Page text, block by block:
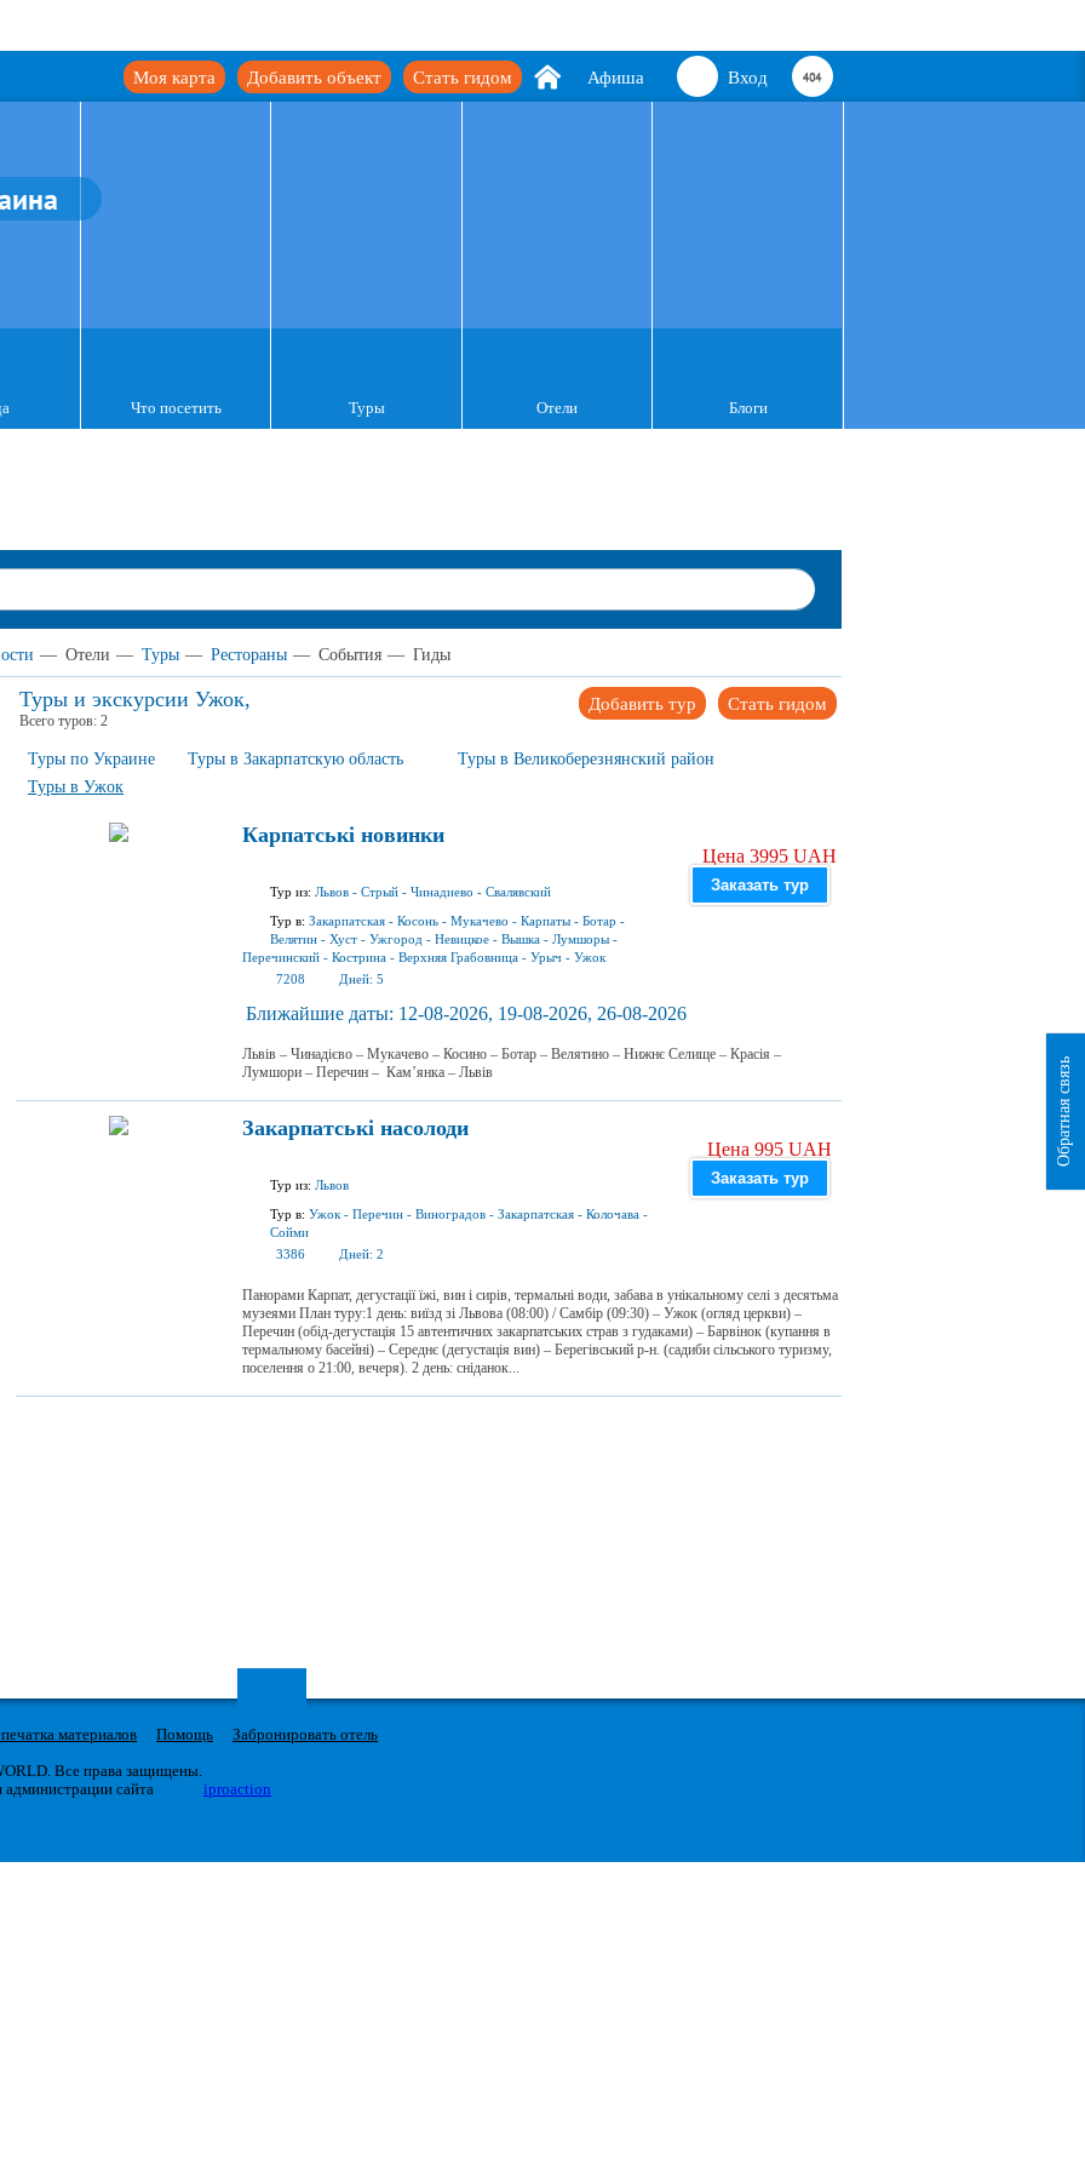
Вход
Афиша
Стать гидом
Добавить объект
Моя карта
Что посетить Туры Отели Блоги
— Отели — Туры — Рестораны — События — Гиды
Туры и экскурсии Ужок, Стать гидом
Добавить тур
Всего туров: 2
Туры по Украине Туры в Закарпатскую область
Туры в Великоберезнянский район
Туры в Ужок
Карпатські новинки
Тур из: Львов - Стрый - Чинадиево - Свалявский
Тур в: Закарпатская - Косонь - Мукачево - Карпаты - Ботар -
Велятин - Хуст - Ужгород - Невицкое - Вышка - Лумшоры -
Перечинский - Кострина - Верхняя Грабовница - Урыч - Ужок
7208
Дней: 5
Цена 3995 UAH
Заказать тур
Ближайшие даты: 12-08-2026, 19-08-2026, 26-08-2026
Львів – Чинадієво – Мукачево – Косино – Ботар – Велятино – Нижнє Селище – Красія –
Лумшори – Перечин – Кам’янка – Львів
Закарпатські насолоди
Тур из: Львов
Тур в: Ужок - Перечин - Виноградов - Закарпатская - Колочава -
Сойми
3386
Дней: 2
Цена 995 UAH
Заказать тур
Панорами Карпат, дегустації їжі, вин і сирів, термальні води, забава в унікальному селі з десятьма
музеями План туру:1 день: виїзд зі Львова (08:00) / Самбір (09:30) – Ужок (огляд церкви) –
Перечин (обід-дегустація 15 автентичних закарпатських страв з гудаками) – Барвінок (купання в
термальному басейні) – Середнє (дегустація вин) – Берегівський р-н. (садиби сільського туризму,
поселення о 21:00, вечеря). 2 день: сніданок...
материалов Помощь
Забронировать отель
Все права защищены.
администрации сайта
iproaction
Обратная связь